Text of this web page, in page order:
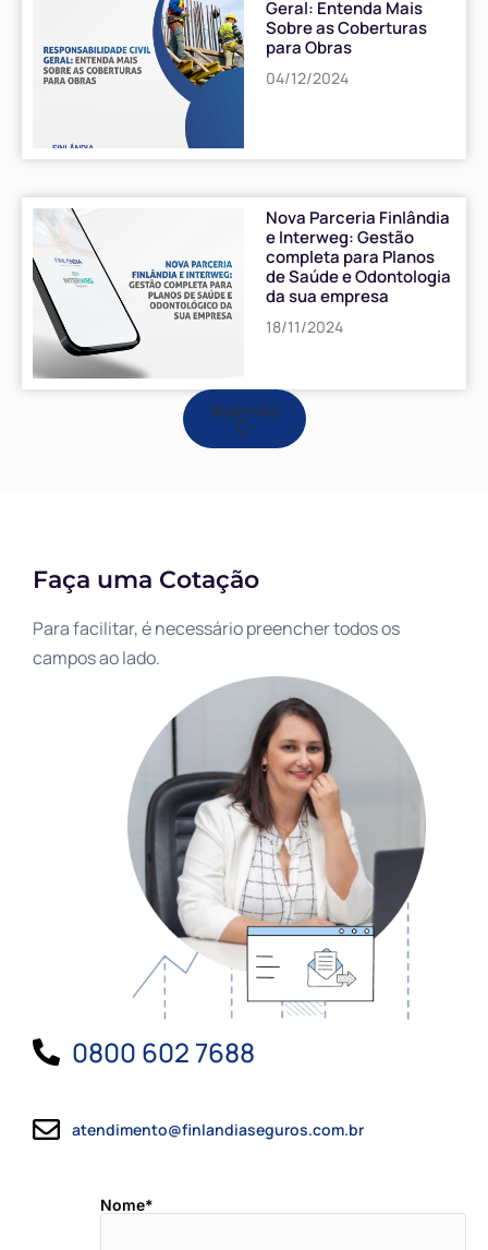
Geral: Entenda Mais
Sobre as Coberturas
para Obras
04/12/2024
Nova Parceria Finlândia
e Interweg: Gestão
completa para Planos
de Saúde e Odontologia
da sua empresa
18/11/2024
Veja mais
Faça uma Cotação
Para facilitar, é necessário preencher todos os
campos ao lado.
0800 602 7688
atendimento@finlandiaseguros.com.br
Nome*